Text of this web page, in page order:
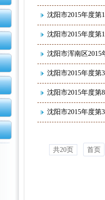
沈阳市2015年度第
沈阳市2015年度第
沈阳市浑南区2015
沈阳市2015年度第
沈阳市2015年度第
沈阳市2015年度第
共20页 首页